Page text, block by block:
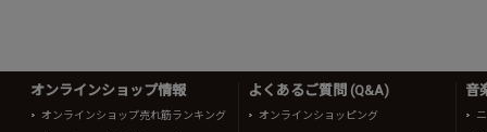
オンラインショップ情報
オンラインショップ売れ筋ランキング
よくあるご質問 (Q&A)
オンラインショッピング
音